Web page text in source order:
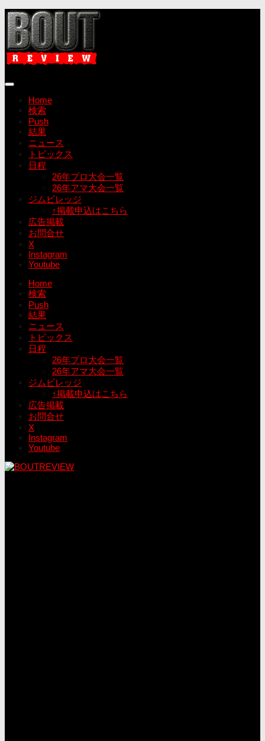
コ
ン
テ
ン
ツ
ス
Home
検索
Push
結果
ニュース
トピックス
日程
26年プロ大会一覧
26年アマ大会一覧
ジムビレッジ
↑掲載申込はこちら
広告掲載
お問合せ
X
Instagram
Youtube
Home
検索
Push
結果
ニュース
トピックス
日程
26年プロ大会一覧
26年アマ大会一覧
ジムビレッジ
↑掲載申込はこちら
広告掲載
お問合せ
X
Instagram
Youtube